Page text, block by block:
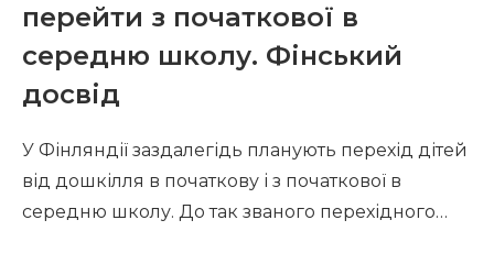
перейти з початкової в
середню школу. Фінський
досвід
У Фінляндії заздалегідь планують перехід дітей
від дошкілля в початкову і з початкової в
середню школу. До так званого перехідного